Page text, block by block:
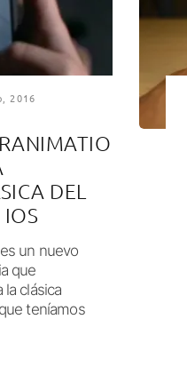
2016
DEL
un nuevo
que
clásica
teníamos